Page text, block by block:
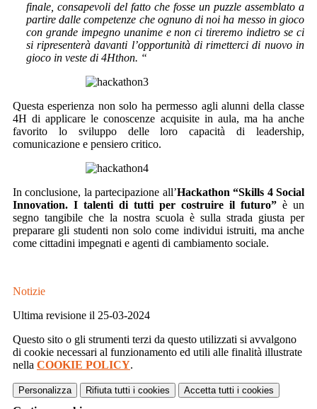
finale, consapevoli del fatto che fosse un puzzle assemblato a
partire dalle competenze che ognuno di noi ha messo in gioco
con grande impegno unanime e non ci tireremo indietro se ci
si ripresenterà davanti l’opportunità di rimetterci di nuovo in
gioco in veste di 4Hthon. “
Questa esperienza non solo ha permesso agli alunni della classe
4H di applicare le conoscenze acquisite in aula, ma ha anche
favorito lo sviluppo delle loro capacità di leadership,
comunicazione e pensiero critico.
In conclusione, la partecipazione all’Hackathon “Skills 4 Social
Innovation. I talenti di tutti per costruire il futuro” è un
segno tangibile che la nostra scuola è sulla strada giusta per
preparare gli studenti non solo come individui istruiti, ma anche
come cittadini impegnati e agenti di cambiamento sociale.
Notizie
Ultima revisione il 25-03-2024
Questo sito o gli strumenti terzi da questo utilizzati si avvalgono
di cookie necessari al funzionamento ed utili alle finalità illustrate
nella COOKIE POLICY.
Personalizza Rifiuta tutti i cookies Accetta tutti i cookies